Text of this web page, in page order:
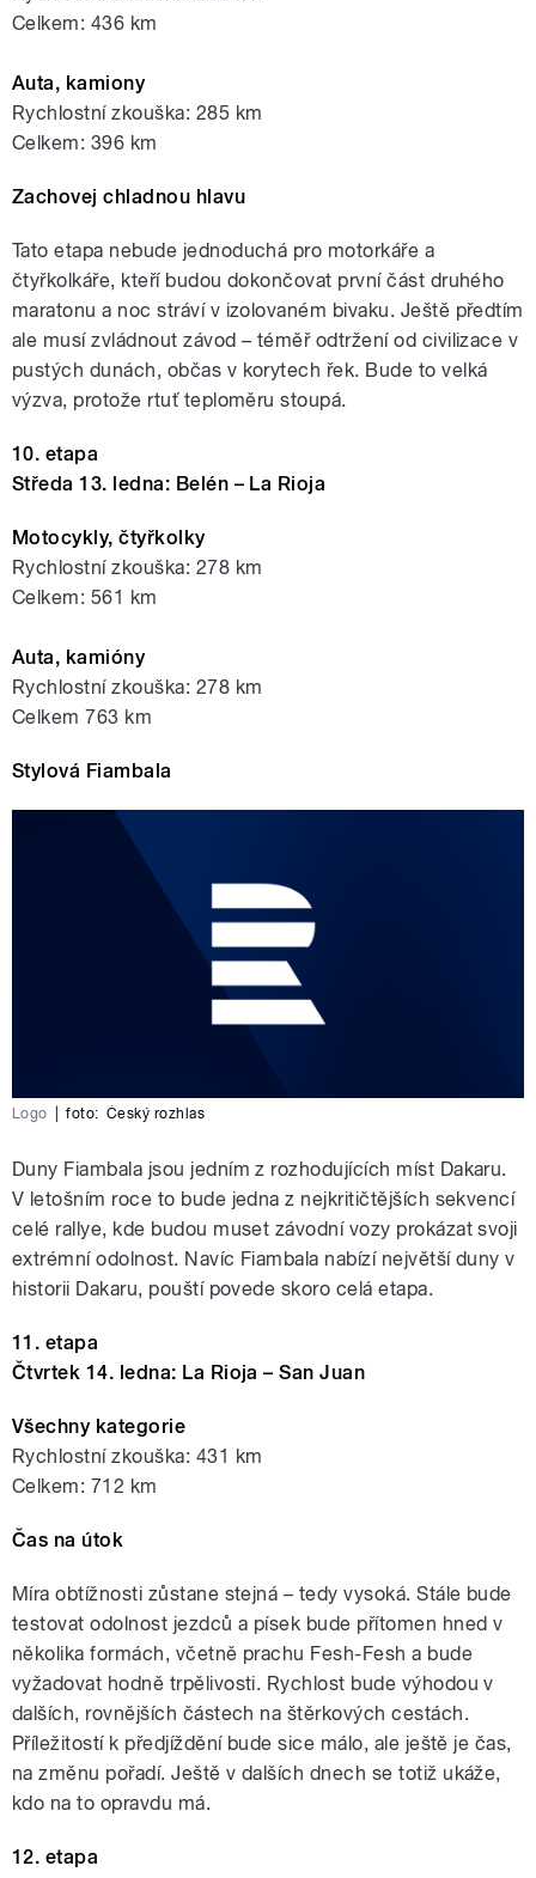
Celkem: 436 km
Auta, kamiony
Rychlostní zkouška: 285 km
Celkem: 396 km
Zachovej chladnou hlavu
Tato etapa nebude jednoduchá pro motorkáře a
čtyřkolkáře, kteří budou dokončovat první část druhého
maratonu a noc stráví v izolovaném bivaku. Ještě předtím
ale musí zvládnout závod – téměř odtržení od civilizace v
pustých dunách, občas v korytech řek. Bude to velká
výzva, protože rtuť teploměru stoupá.
10. etapa
Středa 13. ledna: Belén – La Rioja
Motocykly, čtyřkolky
Rychlostní zkouška: 278 km
Celkem: 561 km
Auta, kamióny
Rychlostní zkouška: 278 km
Celkem 763 km
Stylová Fiambala
Logo foto: Český rozhlas
Duny Fiambala jsou jedním z rozhodujících míst Dakaru.
V letošním roce to bude jedna z nejkritičtějších sekvencí
celé rallye, kde budou muset závodní vozy prokázat svoji
extrémní odolnost. Navíc Fiambala nabízí největší duny v
historii Dakaru, pouští povede skoro celá etapa.
11. etapa
Čtvrtek 14. ledna: La Rioja – San Juan
Všechny kategorie
Rychlostní zkouška: 431 km
Celkem: 712 km
Čas na útok
Míra obtížnosti zůstane stejná – tedy vysoká. Stále bude
testovat odolnost jezdců a písek bude přítomen hned v
několika formách, včetně prachu Fesh-Fesh a bude
vyžadovat hodně trpělivosti. Rychlost bude výhodou v
dalších, rovnějších částech na štěrkových cestách.
Příležitostí k předjíždění bude sice málo, ale ještě je čas,
na změnu pořadí. Ještě v dalších dnech se totiž ukáže,
kdo na to opravdu má.
12. etapa